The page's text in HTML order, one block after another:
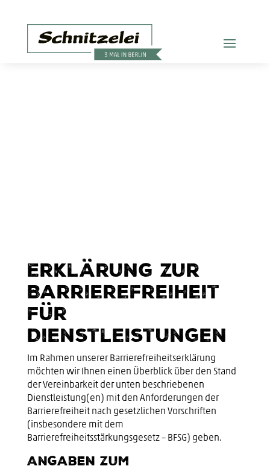
Erklärung zur
Barrierefreiheit
für
Dienstleistungen
Im Rahmen unserer Barrierefreiheitserklärung
möchten wir Ihnen einen Überblick über den Stand
der Vereinbarkeit der unten beschriebenen
Dienstleistung(en) mit den Anforderungen der
Barrierefreiheit nach gesetzlichen Vorschriften
(insbesondere mit dem
Barrierefreiheitsstärkungsgesetz – BFSG) geben.
Angaben zum